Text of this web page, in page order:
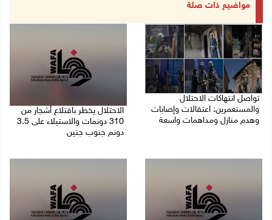
مواضيع ذات صلة
تواصل انتهاكات الاحتلال
والمستعمرين: اعتقالات وإصابات
وهدم منازل ومداهمات واسعة
الاحتلال يخطر باقتلاع أشجار من
310 دونمات والاستيلاء على 3.5
دونم جنوب جنين